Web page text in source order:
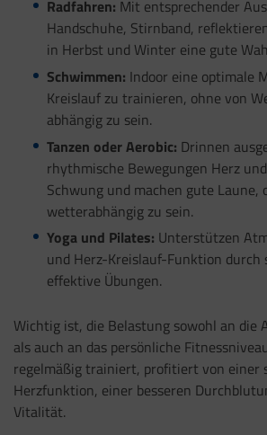
Radfahren: Mit entsprechender
Handschuhe, Stirnband,
in Herbst und Winter eine gute
Schwimmen: Indoor eine optimale
Kreislauf zu trainieren, ohne von
abhängig zu sein.
Tanzen oder Aerobic: Drinnen
rhythmische Bewegungen Herz
Schwung und machen gute Laune,
wetterabhängig zu sein.
Yoga und Pilates: Unterstützen
und Herz-Kreislauf-Funktion durch
effektive Übungen.
Wichtig ist, die Belastung sowohl an die
als auch an das persönliche
regelmäßig trainiert, profitiert von einer
Herzfunktion, einer besseren
Vitalität.